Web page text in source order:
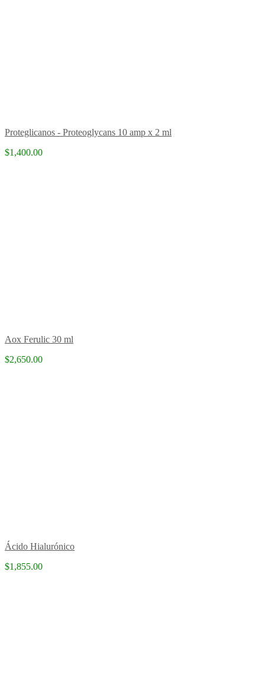
Proteglicanos - Proteoglycans 10 amp x 2 ml
$1,400.00
Aox Ferulic 30 ml
$2,650.00
Ácido Hialurónico
$1,855.00